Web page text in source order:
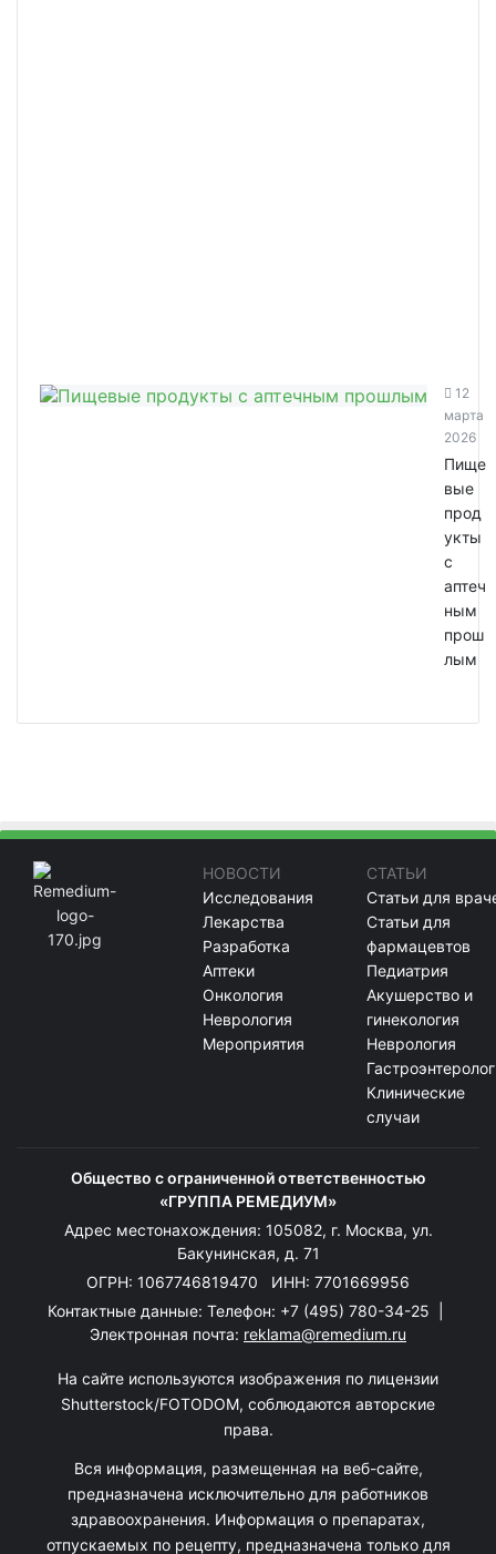
12
марта
2026
Пище
вые
прод
укты
с
аптеч
ным
прош
лым
НОВОСТИ
Исследования
Лекарства
Разработка
Аптеки
Онкология
Неврология
Мероприятия
СТАТЬИ
Статьи для
Статьи для
фармацевтов
Педиатрия
Акушерство и
гинекология
Неврология
Клинические
случаи
Общество с ограниченной ответственностью
«ГРУППА РЕМЕДИУМ»
Адрес местонахождения: 105082, г. Москва, ул.
Бакунинская, д. 71
ОГРН: 1067746819470 ИНН: 7701669956
Контактные данные: Телефон: +7 (495) 780-34-25
Электронная почта: reklama@remedium.ru
На сайте используются изображения по лицензии
Shutterstock/FOTODOM, соблюдаются авторские
права.
Вся информация, размещенная на веб-сайте,
предназначена исключительно для работников
здравоохранения. Информация о препаратах,
отпускаемых по рецепту, предназначена только для